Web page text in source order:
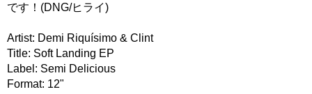
です！(DNG/ヒライ)
Artist: Demi Riquísimo & Clint
Title: Soft Landing EP
Label: Semi Delicious
Format: 12"